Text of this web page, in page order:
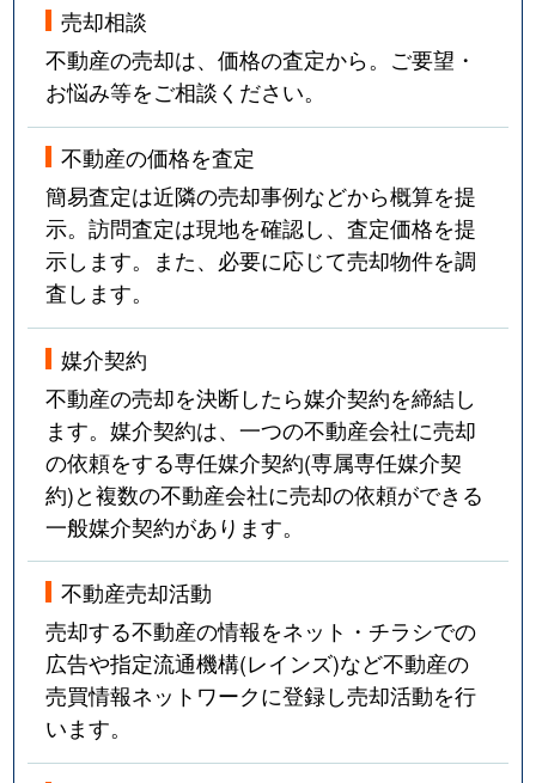
売却相談
不動産の売却は、価格の査定から。ご要望・
お悩み等をご相談ください。
不動産の価格を査定
簡易査定は近隣の売却事例などから概算を提
示。訪問査定は現地を確認し、査定価格を提
示します。また、必要に応じて売却物件を調
査します。
媒介契約
不動産の売却を決断したら媒介契約を締結し
ます。媒介契約は、一つの不動産会社に売却
の依頼をする専任媒介契約(専属専任媒介契
約)と複数の不動産会社に売却の依頼ができる
一般媒介契約があります。
不動産売却活動
売却する不動産の情報をネット・チラシでの
広告や指定流通機構(レインズ)など不動産の
売買情報ネットワークに登録し売却活動を行
います。